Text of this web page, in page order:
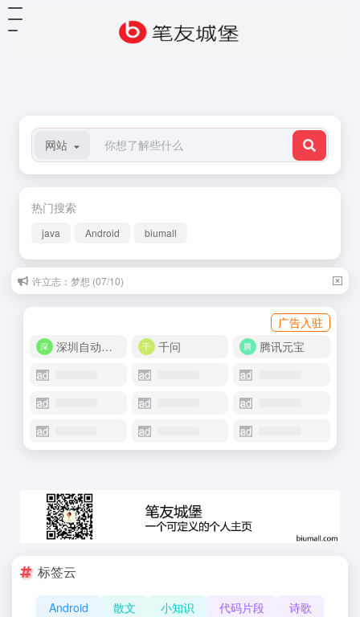
网站
热门搜索
java Android biumall
许立志：梦想 (07/10)
广告入驻
深圳自动化商城
千问 腾讯元宝
标签云
Android 散文 小知识 代码片段
诗歌